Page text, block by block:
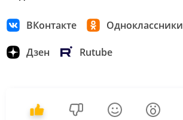
ВКонтакте Одноклассники
Дзен Rutube